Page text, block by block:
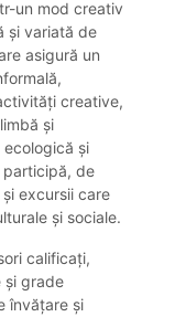
un mod creativ
și variată de
asigură un
creative,
și
și
participă, de
excursii care
și sociale.
calificați,
și grade
învățare și